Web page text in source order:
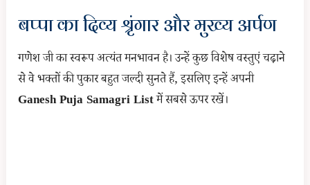
बप्पा का दिव्य श्रृंगार और मुख्य अर्पण
गणेश जी का स्वरूप अत्यंत मनभावन है। उन्हें कुछ विशेष वस्तुएं चढ़ाने
से वे भक्तों की पुकार बहुत जल्दी सुनते हैं, इसलिए इन्हें अपनी
Ganesh Puja Samagri Listमें सबसे ऊपर रखें।